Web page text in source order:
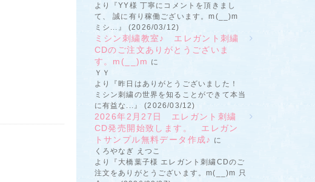
より『YY様 丁寧にコメントを頂きまし
て、 誠に有り稼働ございます。m(__)m
ミシ...』 (2026/03/12)
ミシン刺繍教室♪ エレガント刺繍
CDのご注文ありがとうございま
す。m(__)m に
ＹＹ
より『昨日はありがとうございました！
ミシン刺繍の世界を知ることができて本当
に有益な...』 (2026/03/12)
2026年2月27日 エレガント刺繍
CD発売開始致します。 エレガン
トサンプル無料データ作成♪ に
くろやなぎ えつこ
より『大橋葉子様 エレガント刺繍CDのご
注文をありがとうございます。m(__)m 只